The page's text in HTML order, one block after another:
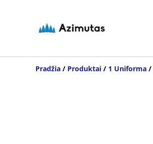
Pradžia / Produktai / 1 Uniforma /